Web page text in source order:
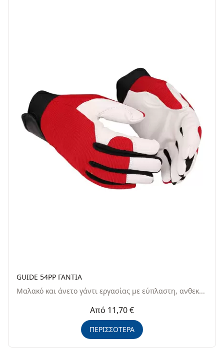
GUIDE 54PP ΓΑΝΤΙΑ
Μαλακό και άνετο γάντι εργασίας με εύπλαστη, ανθεκ...
Από 11,70 €
ΠΕΡΙΣΣΟΤΕΡΑ